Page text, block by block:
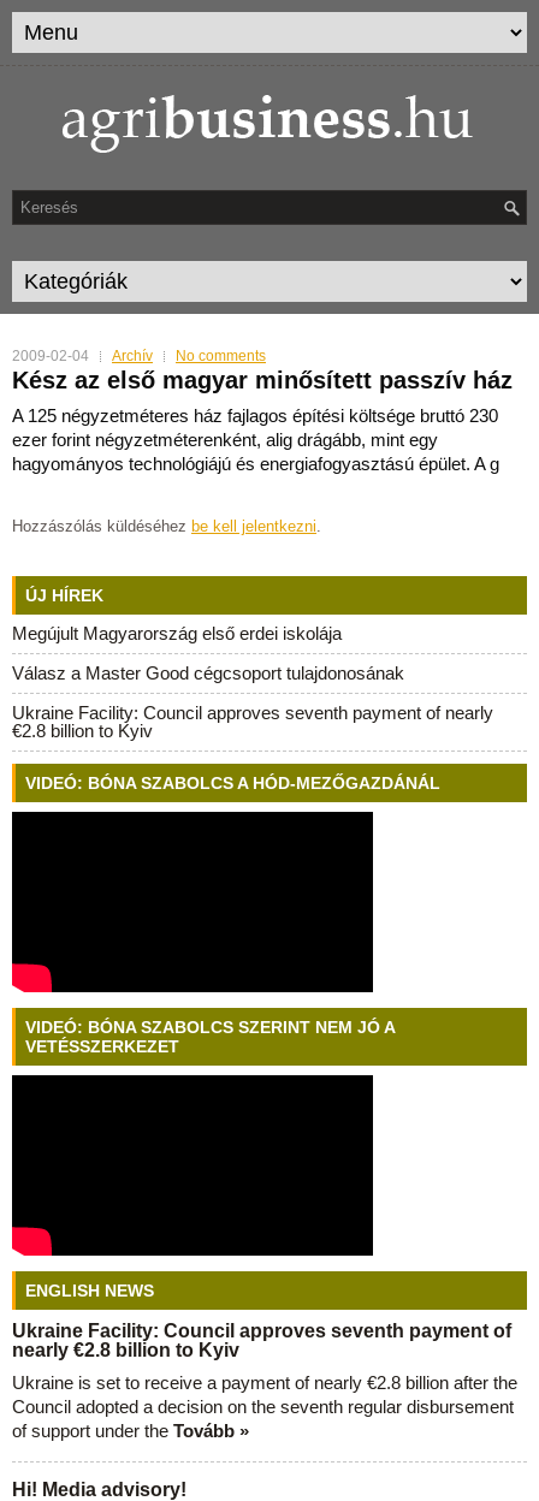
2009-02-04 Archív No comments
Kész az első magyar minősített passzív ház
A 125 négyzetméteres ház fajlagos építési költsége bruttó 230
ezer forint négyzetméterenként, alig drágább, mint egy
hagyományos technológiájú és energiafogyasztású épület. A g
Hozzászólás küldéséhez be kell jelentkezni.
ÚJ HÍREK
Megújult Magyarország első erdei iskolája
Válasz a Master Good cégcsoport tulajdonosának
Ukraine Facility: Council approves seventh payment of nearly
€2.8 billion to Kyiv
VIDEÓ: BÓNA SZABOLCS A HÓD-MEZŐGAZDÁNÁL
VIDEÓ: BÓNA SZABOLCS SZERINT NEM JÓ A
VETÉSSZERKEZET
ENGLISH NEWS
Ukraine Facility: Council approves seventh payment of
nearly €2.8 billion to Kyiv
Ukraine is set to receive a payment of nearly €2.8 billion after the
Council adopted a decision on the seventh regular disbursement
of support under the Tovább »
Hi! Media advisory!